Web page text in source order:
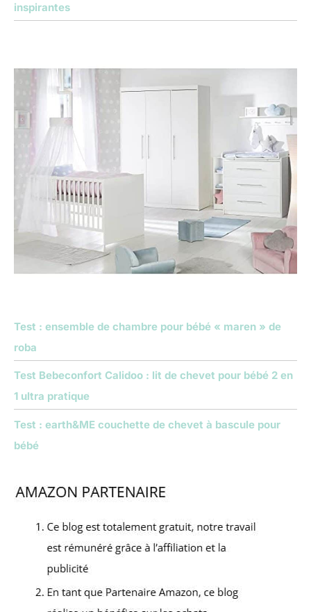
inspirantes
Test : ensemble de chambre pour bébé « maren » de
roba
Test Bebeconfort Calidoo : lit de chevet pour bébé 2 en
1 ultra pratique
Test : earth&ME couchette de chevet à bascule pour
bébé